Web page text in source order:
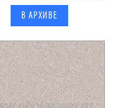
В АРХИВЕ